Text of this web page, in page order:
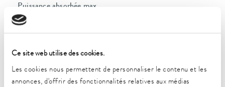
Ce site web utilise des cookies.
Les cookies nous permettent de personnaliser le contenu et les
annonces, d'offrir des fonctionnalités relatives aux médias
Puissance absorbée max.
3,5 kW
16 A
Pression de refoulement max.
3,1 bar